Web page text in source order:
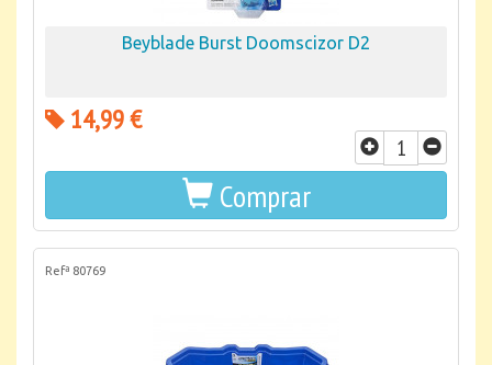
Beyblade Burst Doomscizor D2
14,99 €
Comprar
Refª 80769